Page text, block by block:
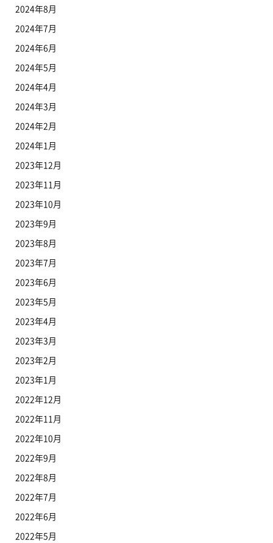
2024年8月
2024年7月
2024年6月
2024年5月
2024年4月
2024年3月
2024年2月
2024年1月
2023年12月
2023年11月
2023年10月
2023年9月
2023年8月
2023年7月
2023年6月
2023年5月
2023年4月
2023年3月
2023年2月
2023年1月
2022年12月
2022年11月
2022年10月
2022年9月
2022年8月
2022年7月
2022年6月
2022年5月